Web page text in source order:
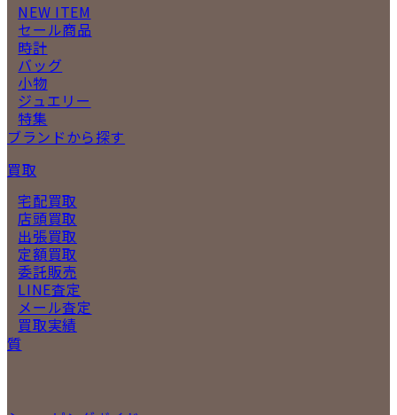
NEW ITEM
セール商品
時計
バッグ
小物
ジュエリー
特集
ブランドから探す
買取
宅配買取
店頭買取
出張買取
定額買取
委託販売
LINE査定
メール査定
買取実績
質